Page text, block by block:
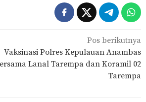
Pos berikutnya
Vaksinasi Polres Kepulauan Anambas
Lanal Tarempa dan Koramil 02
Tarempa